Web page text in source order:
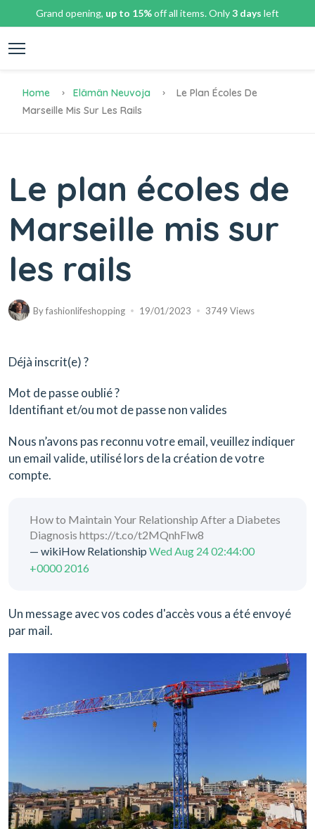
Grand opening, up to 15%off all items. Only3 days left
Home Elämän Neuvoja
Le Plan Écoles De
Marseille Mis Sur Les Rails
Le plan écoles de
Marseille mis sur
les rails
Byfashionlifeshopping 19/01/2023 3749 Views
Déjà inscrit(e) ?
Mot de passe oublié ?
Identifiant et/ou mot de passe non valides
Nous n’avons pas reconnu votre email, veuillez indiquer
un email valide, utilisé lors de la création de votre
compte.
How to Maintain Your Relationship After a Diabetes
Diagnosis https://t.co/t2MQnhFlw8
— wikiHow Relationship Wed Aug 24 02:44:00
+0000 2016
Un message avec vos codes d'accès vous a été envoyé
par mail.